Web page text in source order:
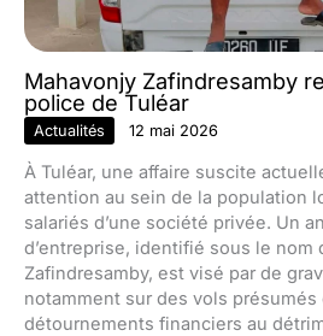
Mahavonjy Zafindresamby
police de Tuléar
Actualités 12 mai 2026
À Tuléar, une affaire suscite
attention au sein de la population
salariés d’une société privée. Un
d’entreprise, identifié sous le nom
Zafindresamby, est visé par de
notamment sur des vols présumés
détournements financiers au